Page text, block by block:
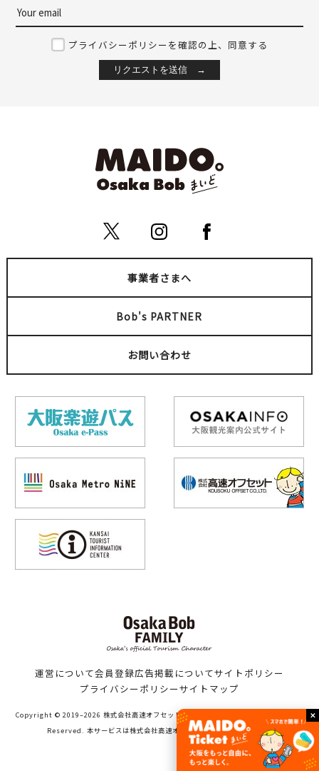
プライバシーポリシーを確認の上、同意する
事業者さまへ
Bob's PARTNER
お問い合わせ
運営について会員登録広告掲載についてサイトポリシー
プライバシーポリシーサイトマップ
Copyright © 2019–2026 株式会社高速オフセット（Bob family WORKS）All Rights
Reserved. 本サービスは株式会社高速オフセットが運営しています。